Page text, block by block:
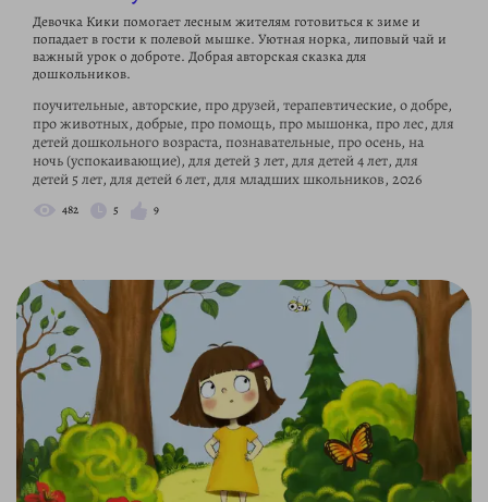
Девочка Кики помогает лесным жителям готовиться к зиме и
попадает в гости к полевой мышке. Уютная норка, липовый чай и
важный урок о доброте. Добрая авторская сказка для
дошкольников.
поучительные, авторские, про друзей, терапевтические, о добре,
про животных, добрые, про помощь, про мышонка, про лес, для
детей дошкольного возраста, познавательные, про осень, на
ночь (успокаивающие), для детей 3 лет, для детей 4 лет, для
детей 5 лет, для детей 6 лет, для младших школьников, 2026
482 5 9